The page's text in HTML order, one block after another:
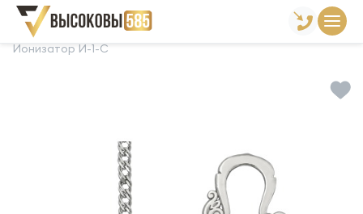
Главная Склад готовой продукции
Сувениры
Ионизатор И-1-С